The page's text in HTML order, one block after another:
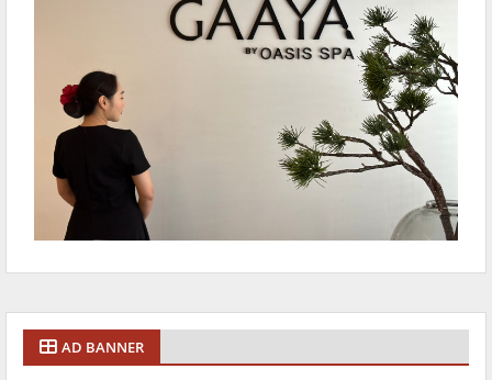
AD BANNER